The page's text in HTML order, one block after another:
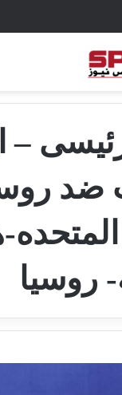
رئيسى –
ضد
روسيا